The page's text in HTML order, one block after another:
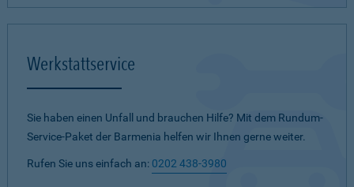
Werkstattservice
Sie haben einen Unfall und brauchen Hilfe? Mit dem Rundum-
Service-Paket der Barmenia helfen wir Ihnen gerne weiter.
Rufen Sie uns einfach an: 0202 438-3980